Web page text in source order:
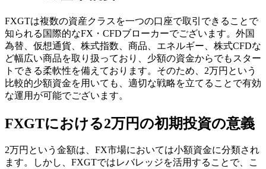
FXGTは複数の資産クラスを一つの口座で取引できることで
知られる国際的なFX・CFDブローカーでございます。外国
為替、仮想通貨、株式指数、商品、エネルギー、株式CFDな
ど幅広い商品を取り扱っており、少額の資金からでもスター
トできる柔軟性を備えております。そのため、2万円という
比較的少額資金を用いても、適切な戦略を立てることで有効
な運用が可能でございます。
FXGTにおける2万円の初期投資の意義
2万円という金額は、FX市場においては小額資金に分類され
ます。しかし、FXGTではレバレッジを活用することで、こ